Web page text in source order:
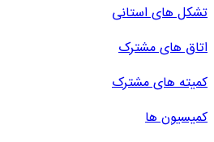
تشکل های استانی
اتاق های مشترک
کمیته های مشترک
کمیسیون ها